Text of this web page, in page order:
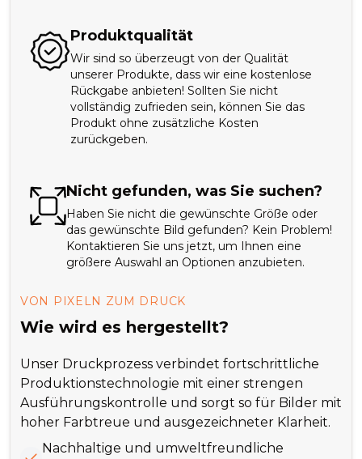
Produktqualität
Wir sind so überzeugt von der Qualität
unserer Produkte, dass wir eine kostenlose
Rückgabe anbieten! Sollten Sie nicht
vollständig zufrieden sein, können Sie das
Produkt ohne zusätzliche Kosten
zurückgeben.
Nicht gefunden, was Sie suchen?
Haben Sie nicht die gewünschte Größe oder
das gewünschte Bild gefunden? Kein Problem!
Kontaktieren Sie uns jetzt, um Ihnen eine
größere Auswahl an Optionen anzubieten.
VON PIXELN ZUM DRUCK
Wie wird es hergestellt?
Unser Druckprozess verbindet fortschrittliche
Produktionstechnologie mit einer strengen
Ausführungskontrolle und sorgt so für Bilder mit
hoher Farbtreue und ausgezeichneter Klarheit.
Nachhaltige und umweltfreundliche